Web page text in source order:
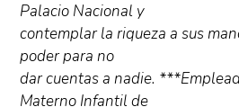
Palacio Nacional y
contemplar la riqueza a sus
poder para no
dar cuentas a nadie.
Materno Infantil de